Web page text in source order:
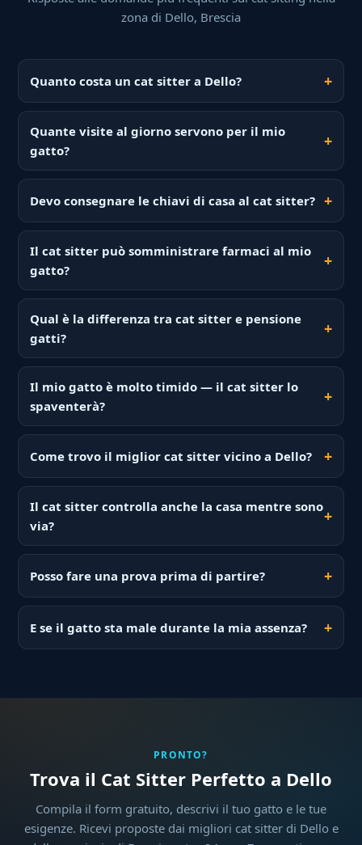
zona di Dello, Brescia
Quanto costa un cat sitter a Dello?
Quante visite al giorno servono per il mio
gatto?
Devo consegnare le chiavi di casa al cat sitter?
Il cat sitter può somministrare farmaci al mio
gatto?
Qual è la differenza tra cat sitter e pensione
gatti?
Il mio gatto è molto timido — il cat sitter lo
spaventerà?
Come trovo il miglior cat sitter vicino a Dello?
Il cat sitter controlla anche la casa mentre sono
via?
Posso fare una prova prima di partire?
E se il gatto sta male durante la mia assenza?
PRONTO?
Trova il Cat Sitter Perfetto a Dello
Compila il form gratuito, descrivi il tuo gatto e le tue
esigenze. Ricevi proposte dai migliori cat sitter di Dello e